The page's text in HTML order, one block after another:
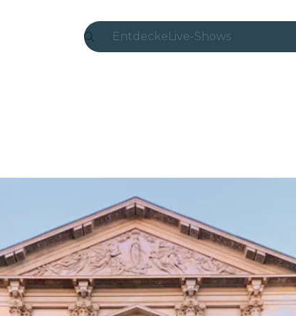
EntdeckeLive-Shows
Seoul
Stadttouren